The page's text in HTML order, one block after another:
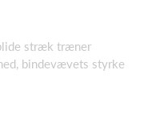
stræk træner
bindevævets styrke